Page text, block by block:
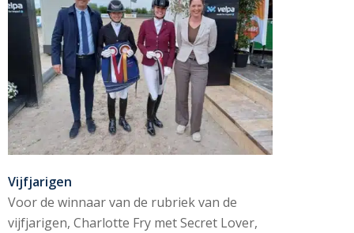
Vijfjarigen
Voor de winnaar van de rubriek van de
vijfjarigen, Charlotte Fry met Secret Lover,